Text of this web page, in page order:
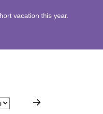
vacation this year.